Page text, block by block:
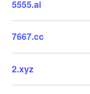
5555.ai
7667.cc
2.xyz